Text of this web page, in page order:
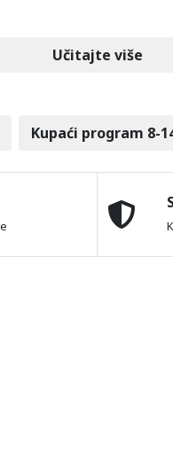
Učitajte više
Kupaći program 8-